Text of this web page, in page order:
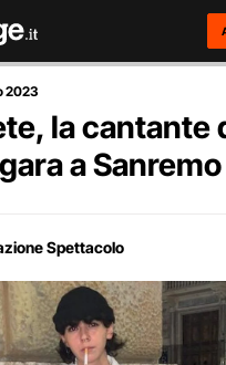
2023
la cantante
a
Spettacolo